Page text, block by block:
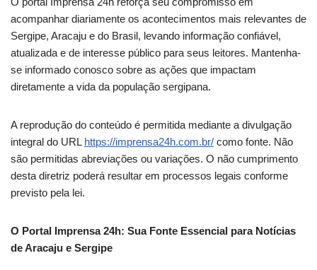
acompanhar diariamente os acontecimentos mais relevantes de
Sergipe, Aracaju e do Brasil, levando informação confiável,
atualizada e de interesse público para seus leitores. Mantenha-
se informado conosco sobre as ações que impactam
diretamente a vida da população sergipana.
A reprodução do conteúdo é permitida mediante a divulgação
integral do URL https://imprensa24h.com.br/ como fonte. Não
são permitidas abreviações ou variações. O não cumprimento
desta diretriz poderá resultar em processos legais conforme
previsto pela lei.
O Portal Imprensa 24h: Sua Fonte Essencial para Notícias
de Aracaju e Sergipe